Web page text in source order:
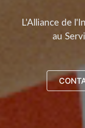
L'Alliance de
au